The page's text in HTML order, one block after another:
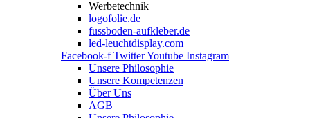
Werbetechnik
logofolie.de
fussboden-aufkleber.de
led-leuchtdisplay.com
Facebook-f TwitterYoutube Instagram
Unsere Philosophie
Unsere Kompetenzen
Über Uns
AGB